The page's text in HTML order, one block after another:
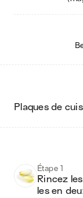
plaques de
Étape 1
Rincez
les en